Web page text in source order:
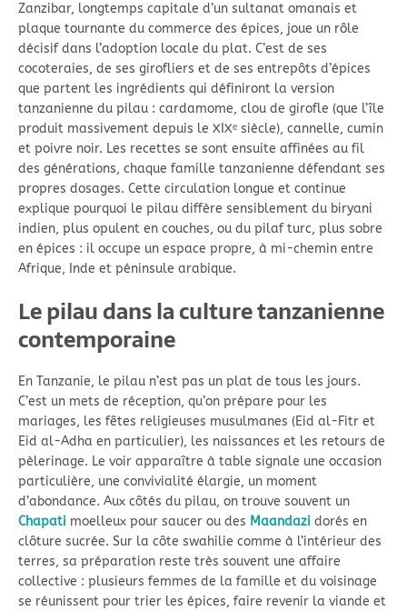
Zanzibar, longtemps capitale d’un sultanat omanais et
plaque tournante du commerce des épices, joue un rôle
décisif dans l’adoption locale du plat. C’est de ses
cocoteraies, de ses girofliers et de ses entrepôts d’épices
que partent les ingrédients qui définiront la version
tanzanienne du pilau : cardamome, clou de girofle (que l’île
produit massivement depuis le XIXᵉ siècle), cannelle, cumin
et poivre noir. Les recettes se sont ensuite affinées au fil
des générations, chaque famille tanzanienne défendant ses
propres dosages. Cette circulation longue et continue
explique pourquoi le pilau diffère sensiblement du biryani
indien, plus opulent en couches, ou du pilaf turc, plus sobre
en épices : il occupe un espace propre, à mi-chemin entre
Afrique, Inde et péninsule arabique.
Le pilau dans la culture tanzanienne
contemporaine
En Tanzanie, le pilau n’est pas un plat de tous les jours.
C’est un mets de réception, qu’on prépare pour les
mariages, les fêtes religieuses musulmanes (Eid al-Fitr et
Eid al-Adha en particulier), les naissances et les retours de
pèlerinage. Le voir apparaître à table signale une occasion
particulière, une convivialité élargie, un moment
d’abondance. Aux côtés du pilau, on trouve souvent un
Chapati moelleux pour saucer ou des Maandazi dorés en
clôture sucrée. Sur la côte swahilie comme à l’intérieur des
terres, sa préparation reste très souvent une affaire
collective : plusieurs femmes de la famille et du voisinage
se réunissent pour trier les épices, faire revenir la viande et